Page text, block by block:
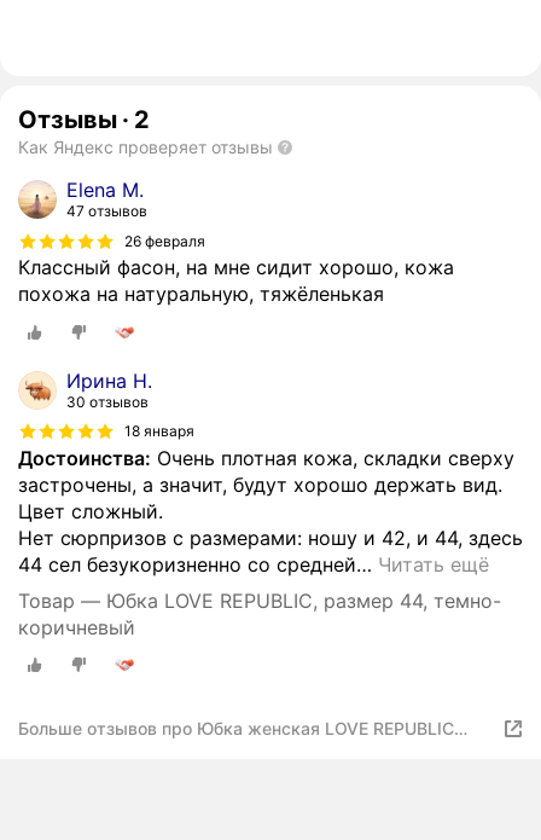
Отзывы · 2
Как Яндекс проверяет отзывы
Elena M.
47 отзывов
26 февраля
Классный фасон, на мне сидит хорошо, кожа
похожа на натуральную, тяжёленькая
Ирина Н.
30 отзывов
18 января
Достоинства: Очень плотная кожа, складки сверху
застрочены, а значит, будут хорошо держать вид.
Цвет сложный.
Нет сюрпризов с размерами: ношу и 42, и 44, здесь
44 сел безукоризненно со средней… Читать ещё
Товар — Юбка LOVE REPUBLIC, размер 44, темно-
коричневый
Больше отзывов про Юбка женская LOVE REPUBLIC